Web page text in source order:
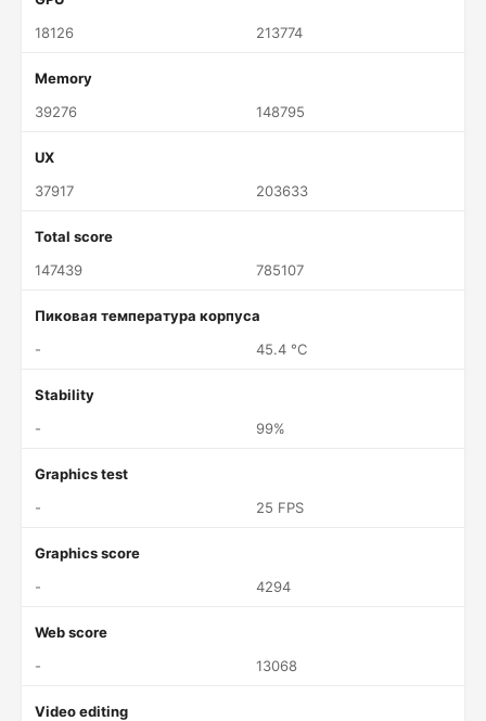
18126
213774
Memory
39276
148795
UX
37917
203633
Total score
147439
785107
Пиковая температура корпуса
-
45.4 °C
Stability
-
99%
Graphics test
-
25 FPS
Graphics score
-
4294
Web score
-
13068
Video editing